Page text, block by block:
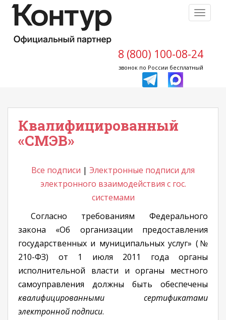
8 (800) 100-08-24
звонок по России бесплатный
Квалифицированный
«СМЭВ»
Все подписи | Электронные подписи для
электронного взаимодействия с гос.
системами
Согласно требованиям Федерального
закона «Об организации предоставления
государственных и муниципальных услуг» (№
210-ФЗ) от 1 июля 2011 года органы
исполнительной власти и органы местного
самоуправления должны быть обеспечены
квалифицированными сертификатами
электронной подписи.